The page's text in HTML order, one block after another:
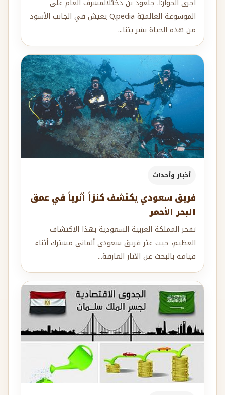
أجرى الحوار:أ. جلعود بن دخيّلالمشرف العام على
الموسوعة العالميّة Q.pedia يعيش في الجانب الأسود
من هذه الحياة بشر يتنا...
أخبار وأحداث
فريق سعودي يكتشف كنزاً أثرياً في عمق
البحر الأحمر
تفخر المملكة العربية السعودية بهذا الاكتشاف
العظيم، حيث عثر فريق سعودي ألماني مشترك أثناء
قيامه بالبحث عن الآثار الغارقة...